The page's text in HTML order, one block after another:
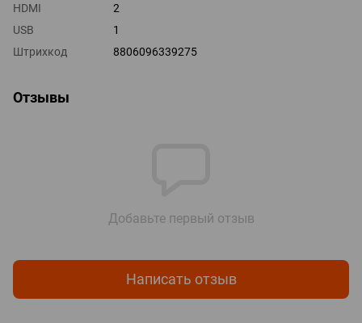
HDMI
2
USB
1
Штрихкод
8806096339275
Отзывы
Добавьте первый отзыв
Написать отзыв